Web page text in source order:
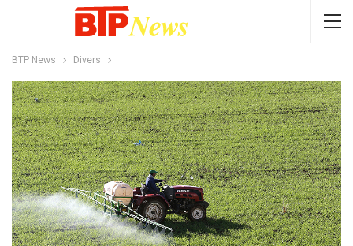
BTP News Divers